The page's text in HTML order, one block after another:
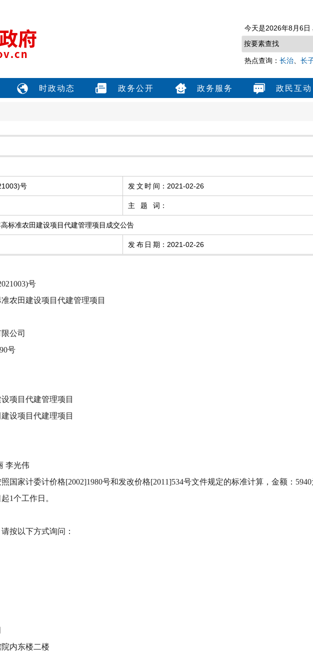
今天是2026年8月6日
热点查询： 长治 长
时政动态 政务公开 政务服务 政民互动
号 发文时间 ： 2021-02-26
主题词 ：
标准农田建设项目代建管理项目成交公告
发布日期 ： 2021-02-26
号
农田建设项目代建管理项目
公司
号
项目代建管理项目
设项目代建理项目
李光伟
国家计委计价格[2002]1980号和发改价格[2011]534号文件规定的标准计算，金额：5940
1个工作日。
按以下方式询问：
内东楼二楼